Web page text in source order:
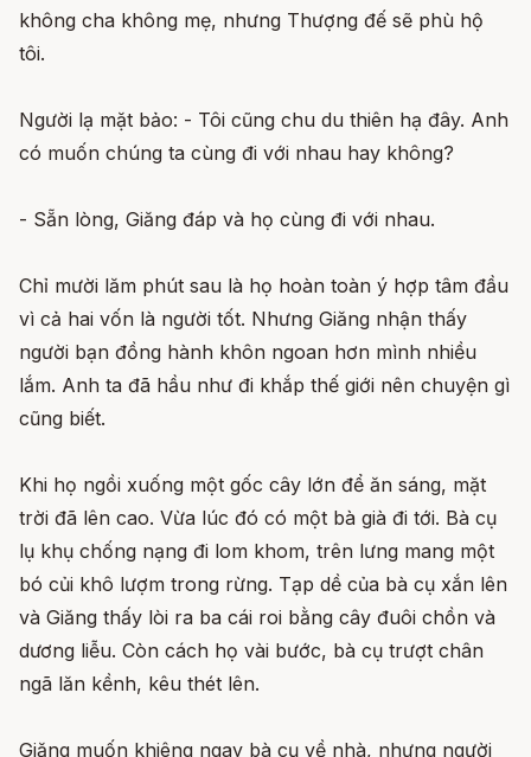
không cha không mẹ, nhưng Thượng đế sẽ phù hộ
tôi.
Người lạ mặt bảo: - Tôi cũng chu du thiên hạ đây. Anh
có muốn chúng ta cùng đi với nhau hay không?
- Sẵn lòng, Giăng đáp và họ cùng đi với nhau.
Chỉ mười lăm phút sau là họ hoàn toàn ý hợp tâm đầu
vì cả hai vốn là người tốt. Nhưng Giăng nhận thấy
người bạn đồng hành khôn ngoan hơn mình nhiều
lắm. Anh ta đã hầu như đi khắp thế giới nên chuyện gì
cũng biết.
Khi họ ngồi xuống một gốc cây lớn để ăn sáng, mặt
trời đã lên cao. Vừa lúc đó có một bà già đi tới. Bà cụ
lụ khụ chống nạng đi lom khom, trên lưng mang một
bó củi khô lượm trong rừng. Tạp dề của bà cụ xắn lên
và Giăng thấy lòi ra ba cái roi bằng cây đuôi chồn và
dương liễu. Còn cách họ vài bước, bà cụ trượt chân
ngã lăn kềnh, kêu thét lên.
Giăng muốn khiêng ngay bà cụ về nhà, nhưng người